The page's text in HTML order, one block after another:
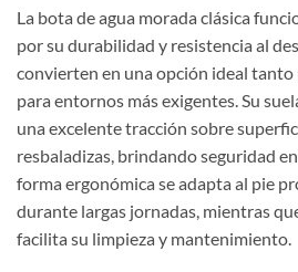
La bota de agua morada clásica
por su durabilidad y resistencia al
convierten en una opción ideal tanto
para entornos más exigentes. Su
una excelente tracción sobre
resbaladizas, brindando seguridad
forma ergonómica se adapta al pie
durante largas jornadas, mientras
facilita su limpieza y mantenimiento.